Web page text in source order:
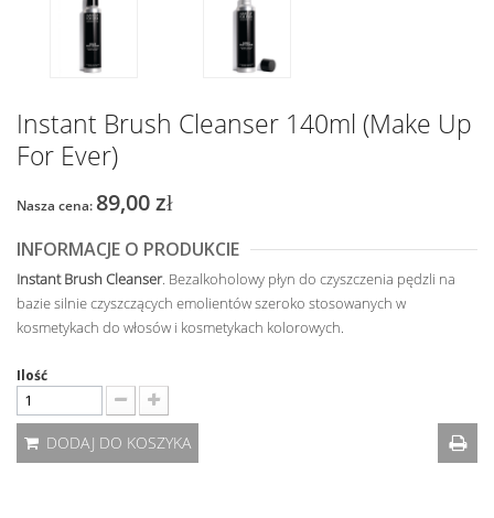
Instant Brush Cleanser 140ml (Make Up
For Ever)
Nasza cena: 89,00 zł
INFORMACJE O PRODUKCIE
Instant Brush Cleanser. Bezalkoholowy płyn do czyszczenia pędzli na
bazie silnie czyszczących emolientów szeroko stosowanych w
kosmetykach do włosów i kosmetykach kolorowych.
Ilość
DODAJ DO KOSZYKA